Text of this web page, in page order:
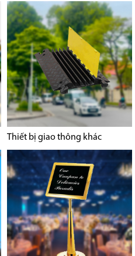
Thiết bị giao thông khác